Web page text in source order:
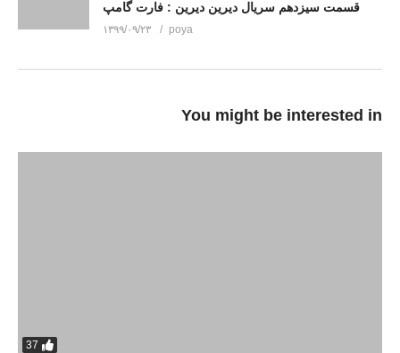
قسمت سیزدهم سریال دیرین دیرین : فارت گامپ
poya ۱۳۹۹/۰۹/۲۳
You might be interested in
37